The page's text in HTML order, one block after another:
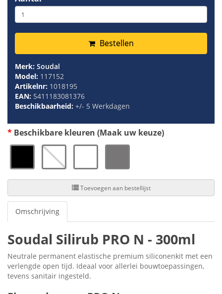
Bestellen
Merk: Soudal
Model: 117152
Artikelnr: 1018195
EAN: 5411183081376
Beschikbaarheid: +/- 5 Werkdagen
Beschikbare kleuren (Maak uw keuze)
Toevoegen aan bestellijst
Omschrijving
Soudal Silirub PRO N - 300ml
Neutrale permanent elastische premium siliconenkit met een
verlengde open tijd. Ideaal voor allerlei bouwtoepassingen,
tevens sanitair ingesteld.